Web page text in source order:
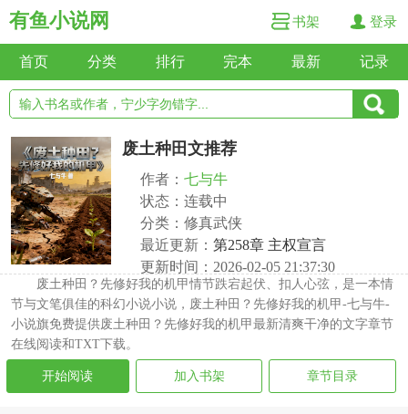
有鱼小说网 书架 登录
首页 分类 排行 完本 最新 记录
废土种田文推荐
作者： 七与牛
状态：连载中
分类：修真武侠
最近更新： 第258章 主权宣言
更新时间：2026-02-05 21:37:30
废土种田？先修好我的机甲情节跌宕起伏、扣人心弦，是一本情
节与文笔俱佳的科幻小说小说，废土种田？先修好我的机甲-七与牛-
小说旗免费提供废土种田？先修好我的机甲最新清爽干净的文字章节
在线阅读和TXT下载。
开始阅读 加入书架 章节目录